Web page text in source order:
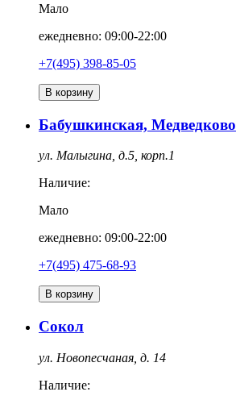
Мало
ежедневно: 09:00-22:00
+7(495) 398-85-05
В корзину
Бабушкинская, Медведково
ул. Малыгина, д.5, корп.1
Наличие:
Мало
ежедневно: 09:00-22:00
+7(495) 475-68-93
В корзину
Сокол
ул. Новопесчаная, д. 14
Наличие: